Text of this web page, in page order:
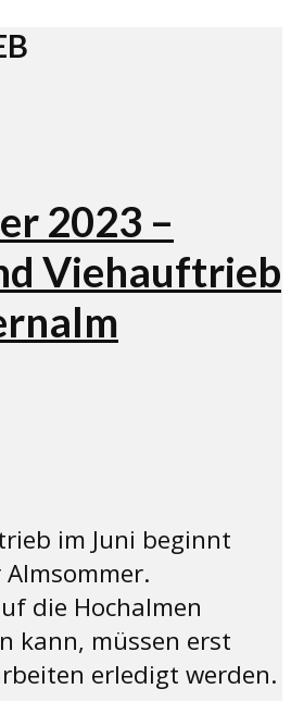
2023 –
Viehauftrieb
im Juni beginnt
die Hochalmen
kann, müssen erst
erledigt werden.